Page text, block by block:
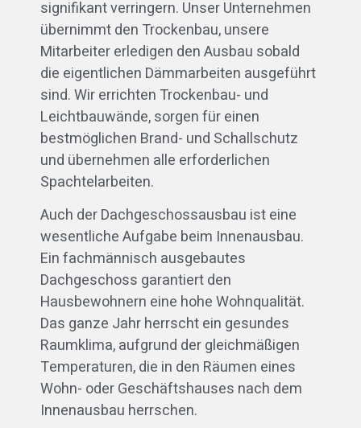
signifikant verringern. Unser Unternehmen
übernimmt den Trockenbau, unsere
Mitarbeiter erledigen den Ausbau sobald
die eigentlichen Dämmarbeiten ausgeführt
sind. Wir errichten Trockenbau- und
Leichtbauwände, sorgen für einen
bestmöglichen Brand- und Schallschutz
und übernehmen alle erforderlichen
Spachtelarbeiten.
Auch der Dachgeschossausbau ist eine
wesentliche Aufgabe beim Innenausbau.
Ein fachmännisch ausgebautes
Dachgeschoss garantiert den
Hausbewohnern eine hohe Wohnqualität.
Das ganze Jahr herrscht ein gesundes
Raumklima, aufgrund der gleichmäßigen
Temperaturen, die in den Räumen eines
Wohn- oder Geschäftshauses nach dem
Innenausbau herrschen.